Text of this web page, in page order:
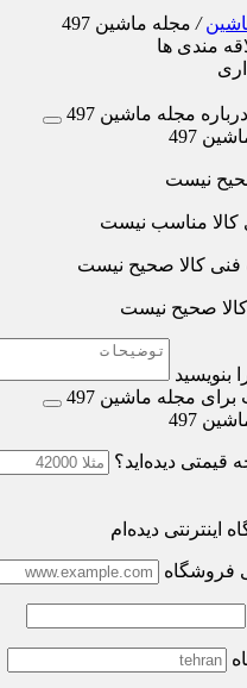
/ مجله ماشین 497
مندی ها
مجله ماشین 497
نیست
مناسب نیست
کالا صحیح نیست
صحیح نیست
بنویسید
مجله ماشین 497
چه قیمتی دیده‌اید؟
اینترنتی دیده‌ام
فروشگاه